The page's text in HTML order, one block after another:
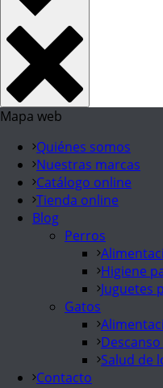
Mapa web
Quiénes somos
Nuestras marcas
Catálogo online
Tienda online
Blog
Perros
Higiene
Juguetes
Gatos
Salud de
Contacto